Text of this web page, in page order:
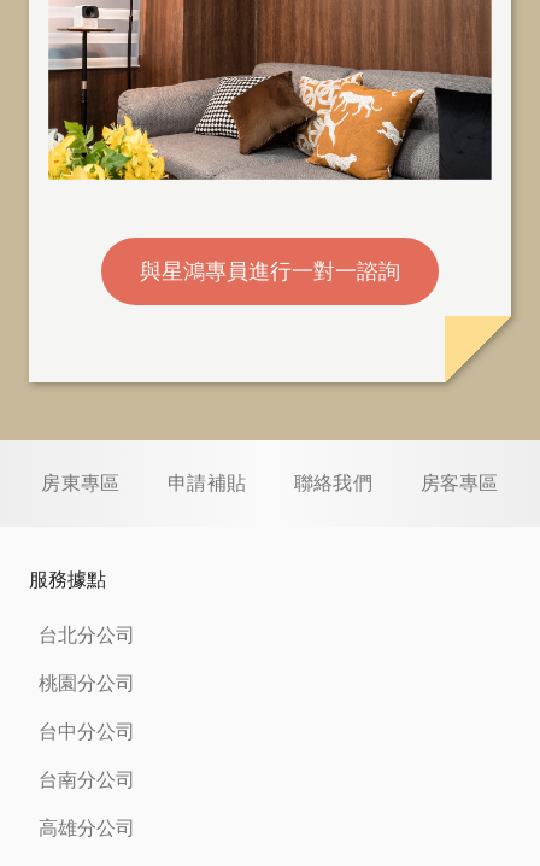
與星鴻專員進行一對一諮詢
房東專區 申請補貼 聯絡我們 房客專區
服務據點
台北分公司
桃園分公司
台中分公司
台南分公司
高雄分公司